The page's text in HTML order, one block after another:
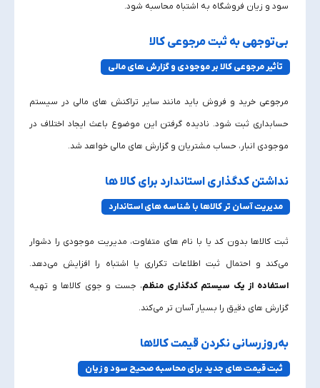
سود و زیان فروشگاه به‌ اشتباه محاسبه شود.
بی‌توجهی به ثبت مرجوعی کالا
تأثیر مرجوعی کالا بر موجودی و گزارش‌ های مالی
مرجوعی خرید و فروش باید مانند سایر تراکنش‌ های مالی در سیستم
حسابداری ثبت شود. نادیده گرفتن این موضوع باعث ایجاد اختلاف در
موجودی انبار، حساب مشتریان و گزارش‌ های مالی خواهد شد.
نداشتن کدگذاری استاندارد برای کالا ها
مدیریت آسان‌ تر کالاها با شناسه‌ های استاندارد
ثبت کالاها بدون کد یا با نام‌ های متفاوت، مدیریت موجودی را دشوار
می‌کند و احتمال ثبت اطلاعات تکراری یا اشتباه را افزایش می‌دهد.
استفاده از یک سیستم کدگذاری منظم، جست‌ و جوی کالاها و تهیه
گزارش‌ های دقیق را بسیار آسان‌ تر می‌کند.
به‌روزرسانی نکردن قیمت کالاها
ثبت قیمت‌ های جدید برای محاسبه صحیح سود و زیان